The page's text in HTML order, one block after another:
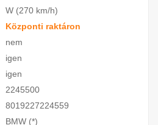
W (270 km/h)
Központi raktáron
nem
igen
igen
2245500
8019227224559
BMW (*)